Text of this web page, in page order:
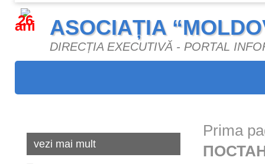
26
ani ASOCIAȚIA
DIRECȚIA EXECUTIVĂ - PORTAL
vezi mai mult
Prima